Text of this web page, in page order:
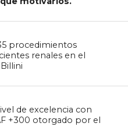
procedimientos
renales en el
de excelencia con
+300 otorgado por el